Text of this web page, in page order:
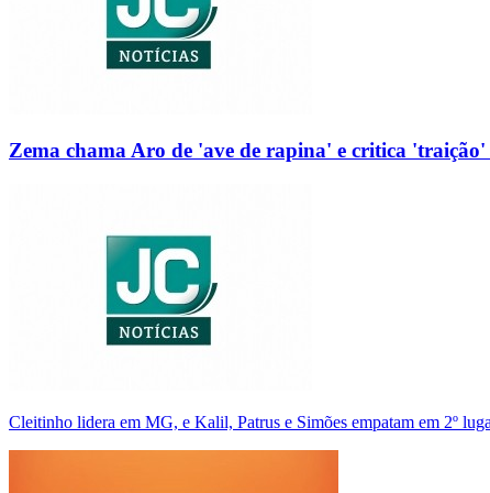
Zema chama Aro de 'ave de rapina' e critica
Cleitinho lidera em MG, e Kalil, Patrus e Simões empatam em 2º